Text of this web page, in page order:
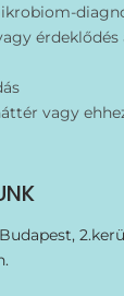
érdeklődés
vagy